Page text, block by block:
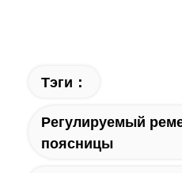
Тэги：
Регулируемый
поясницы